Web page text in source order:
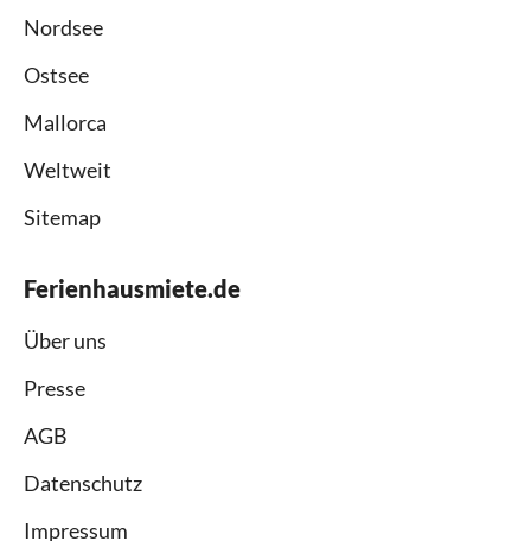
Nordsee
Ostsee
Mallorca
Weltweit
Sitemap
Ferienhausmiete.de
Über uns
Presse
AGB
Datenschutz
Impressum